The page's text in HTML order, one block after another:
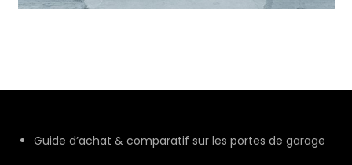
Guide d’achat & comparatif sur les portes de garage